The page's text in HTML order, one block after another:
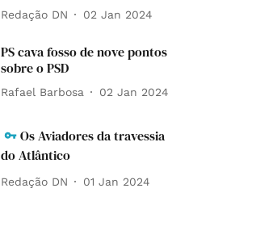
Redação DN 02 Jan 2024
PS cava fosso de nove pontos
sobre o PSD
Rafael Barbosa 02 Jan 2024
Os Aviadores da travessia
do Atlântico
Redação DN 01 Jan 2024